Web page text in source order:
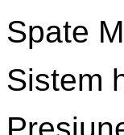
Sistem